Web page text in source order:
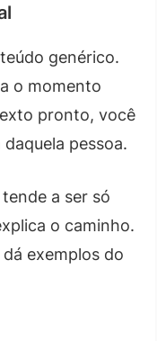
genérico.
o momento
pronto, você
pessoa.
a ser só
o caminho.
exemplos do